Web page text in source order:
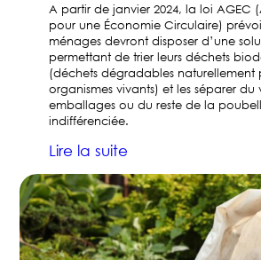
A partir de janvier 2024, la loi AGEC
pour une Économie Circulaire)
ménages devront disposer d’une
permettant de trier leurs déchets
(déchets dégradables naturellement
organismes vivants) et les séparer du
emballages ou du reste de la
indifférenciée.
Lire la suite